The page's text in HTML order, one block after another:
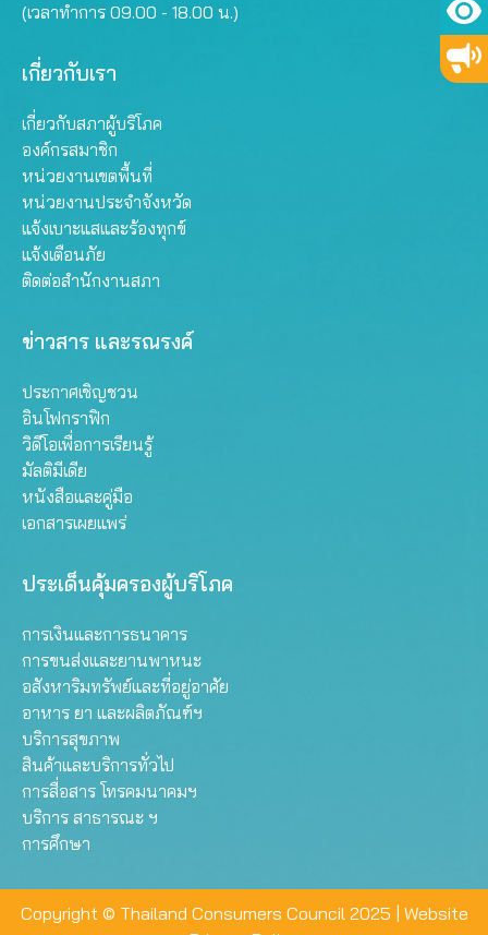
(เวลาทำการ 09.00 - 18.00 น.)
เกี่ยวกับเรา
เกี่ยวกับสภาผู้บริโภค
องค์กรสมาชิก
หน่วยงานเขตพื้นที่
หน่วยงานประจำจังหวัด
แจ้งเบาะแสและร้องทุกข์
แจ้งเตือนภัย
ติดต่อสำนักงานสภา
ข่าวสาร และรณรงค์
ประกาศเชิญชวน
อินโฟกราฟิก
วิดีโอเพื่อการเรียนรู้
มัลติมีเดีย
หนังสือและคู่มือ
เอกสารเผยแพร่
ประเด็นคุ้มครองผู้บริโภค
การเงินและการธนาคาร
การขนส่งและยานพาหนะ
อสังหาริมทรัพย์และที่อยู่อาศัย
อาหาร ยา และผลิตภัณฑ์ฯ
บริการสุขภาพ
สินค้าและบริการทั่วไป
การสื่อสาร โทรคมนาคมฯ
บริการ สาธารณะ ฯ
การศึกษา
Copyright © Thailand Consumers Council 2025 | Website